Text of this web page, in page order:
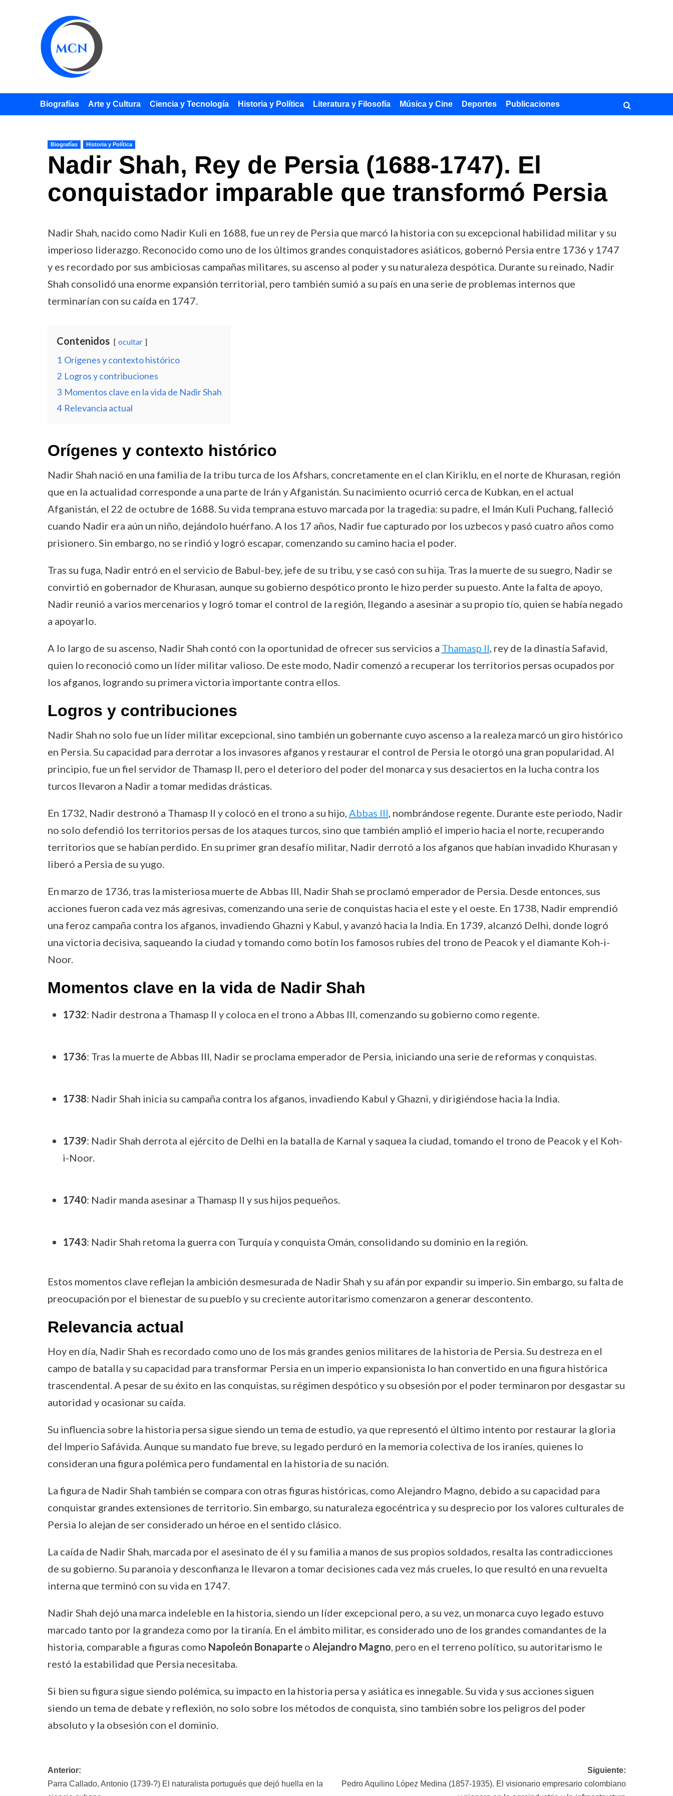
Biografías Arte y Cultura Ciencia y Tecnología Historia y Política Literatura y Filosofía Música y Cine Deportes Publicaciones
Biografías Historia y Política
Nadir Shah, Rey de Persia (1688-1747). El
conquistador imparable que transformó Persia
Nadir Shah, nacido como Nadir Kuli en 1688, fue un rey de Persia que marcó la historia con su excepcional habilidad militar y su
imperioso liderazgo. Reconocido como uno de los últimos grandes conquistadores asiáticos, gobernó Persia entre 1736 y 1747
y es recordado por sus ambiciosas campañas militares, su ascenso al poder y su naturaleza despótica. Durante su reinado, Nadir
Shah consolidó una enorme expansión territorial, pero también sumió a su país en una serie de problemas internos que
terminarían con su caída en 1747.
Contenidos ocultar
1 Orígenes y contexto histórico
2 Logros y contribuciones
3 Momentos clave en la vida de Nadir Shah
4 Relevancia actual
Orígenes y contexto histórico
Nadir Shah nació en una familia de la tribu turca de los Afshars, concretamente en el clan Kiriklu, en el norte de Khurasan, región
que en la actualidad corresponde a una parte de Irán y Afganistán. Su nacimiento ocurrió cerca de Kubkan, en el actual
Afganistán, el 22 de octubre de 1688. Su vida temprana estuvo marcada por la tragedia: su padre, el Imán Kuli Puchang, falleció
cuando Nadir era aún un niño, dejándolo huérfano. A los 17 años, Nadir fue capturado por los uzbecos y pasó cuatro años como
prisionero. Sin embargo, no se rindió y logró escapar, comenzando su camino hacia el poder.
Tras su fuga, Nadir entró en el servicio de Babul-bey, jefe de su tribu, y se casó con su hija. Tras la muerte de su suegro, Nadir se
convirtió en gobernador de Khurasan, aunque su gobierno despótico pronto le hizo perder su puesto. Ante la falta de apoyo,
Nadir reunió a varios mercenarios y logró tomar el control de la región, llegando a asesinar a su propio tío, quien se había negado
a apoyarlo.
A lo largo de su ascenso, Nadir Shah contó con la oportunidad de ofrecer sus servicios a Thamasp II, rey de la dinastía Safavid,
quien lo reconoció como un líder militar valioso. De este modo, Nadir comenzó a recuperar los territorios persas ocupados por
los afganos, logrando su primera victoria importante contra ellos.
Logros y contribuciones
Nadir Shah no solo fue un líder militar excepcional, sino también un gobernante cuyo ascenso a la realeza marcó un giro histórico
en Persia. Su capacidad para derrotar a los invasores afganos y restaurar el control de Persia le otorgó una gran popularidad. Al
principio, fue un fiel servidor de Thamasp II, pero el deterioro del poder del monarca y sus desaciertos en la lucha contra los
turcos llevaron a Nadir a tomar medidas drásticas.
En 1732, Nadir destronó a Thamasp II y colocó en el trono a su hijo, Abbas III, nombrándose regente. Durante este periodo, Nadir
no solo defendió los territorios persas de los ataques turcos, sino que también amplió el imperio hacia el norte, recuperando
territorios que se habían perdido. En su primer gran desafío militar, Nadir derrotó a los afganos que habían invadido Khurasan y
liberó a Persia de su yugo.
En marzo de 1736, tras la misteriosa muerte de Abbas III, Nadir Shah se proclamó emperador de Persia. Desde entonces, sus
acciones fueron cada vez más agresivas, comenzando una serie de conquistas hacia el este y el oeste. En 1738, Nadir emprendió
una feroz campaña contra los afganos, invadiendo Ghazni y Kabul, y avanzó hacia la India. En 1739, alcanzó Delhi, donde logró
una victoria decisiva, saqueando la ciudad y tomando como botín los famosos rubíes del trono de Peacok y el diamante Koh-i-
Noor.
Momentos clave en la vida de Nadir Shah
1732: Nadir destrona a Thamasp II y coloca en el trono a Abbas III, comenzando su gobierno como regente.
1736: Tras la muerte de Abbas III, Nadir se proclama emperador de Persia, iniciando una serie de reformas y conquistas.
1738: Nadir Shah inicia su campaña contra los afganos, invadiendo Kabul y Ghazni, y dirigiéndose hacia la India.
1739: Nadir Shah derrota al ejército de Delhi en la batalla de Karnal y saquea la ciudad, tomando el trono de Peacok y el Koh-
i-Noor.
1740: Nadir manda asesinar a Thamasp II y sus hijos pequeños.
1743: Nadir Shah retoma la guerra con Turquía y conquista Omán, consolidando su dominio en la región.
Estos momentos clave reflejan la ambición desmesurada de Nadir Shah y su afán por expandir su imperio. Sin embargo, su falta de
preocupación por el bienestar de su pueblo y su creciente autoritarismo comenzaron a generar descontento.
Relevancia actual
Hoy en día, Nadir Shah es recordado como uno de los más grandes genios militares de la historia de Persia. Su destreza en el
campo de batalla y su capacidad para transformar Persia en un imperio expansionista lo han convertido en una figura histórica
trascendental. A pesar de su éxito en las conquistas, su régimen despótico y su obsesión por el poder terminaron por desgastar su
autoridad y ocasionar su caída.
Su influencia sobre la historia persa sigue siendo un tema de estudio, ya que representó el último intento por restaurar la gloria
del Imperio Safávida. Aunque su mandato fue breve, su legado perduró en la memoria colectiva de los iraníes, quienes lo
consideran una figura polémica pero fundamental en la historia de su nación.
La figura de Nadir Shah también se compara con otras figuras históricas, como Alejandro Magno, debido a su capacidad para
conquistar grandes extensiones de territorio. Sin embargo, su naturaleza egocéntrica y su desprecio por los valores culturales de
Persia lo alejan de ser considerado un héroe en el sentido clásico.
La caída de Nadir Shah, marcada por el asesinato de él y su familia a manos de sus propios soldados, resalta las contradicciones
de su gobierno. Su paranoia y desconfianza le llevaron a tomar decisiones cada vez más crueles, lo que resultó en una revuelta
interna que terminó con su vida en 1747.
Nadir Shah dejó una marca indeleble en la historia, siendo un líder excepcional pero, a su vez, un monarca cuyo legado estuvo
marcado tanto por la grandeza como por la tiranía. En el ámbito militar, es considerado uno de los grandes comandantes de la
historia, comparable a figuras como Napoleón Bonaparteo Alejandro Magno, pero en el terreno político, su autoritarismo le
restó la estabilidad que Persia necesitaba.
Si bien su figura sigue siendo polémica, su impacto en la historia persa y asiática es innegable. Su vida y sus acciones siguen
siendo un tema de debate y reflexión, no solo sobre los métodos de conquista, sino también sobre los peligros del poder
absoluto y la obsesión con el dominio.
Navegación
Anterior:
Parra Callado, Antonio (1739-?) El naturalista portugués que dejó huella en la
Siguiente:
Pedro Aquilino López Medina (1857-1935). El visionario empresario colombiano